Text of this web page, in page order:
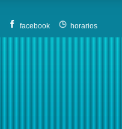
facebook horarios